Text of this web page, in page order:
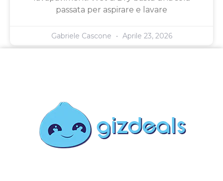
passata per aspirare e lavare
Gabriele Cascone Aprile 23, 2026